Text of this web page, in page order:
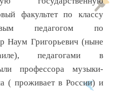
факультет по классу
педагогом по
Наум Григорьевич (ныне
педагогами в
профессора музыки-
( проживает в России) и